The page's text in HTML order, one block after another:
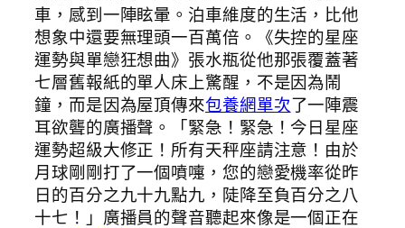
車，感到一陣眩暈。泊車維度的生活，比他
想象中還要無理頭一百萬倍。《失控的星座
運勢與單戀狂想曲》張水瓶從他那張覆蓋著
七層舊報紙的單人床上驚醒，不是因為鬧
鐘，而是因為屋頂傳來包養網單次了一陣震
耳欲聾的廣播聲。「緊急！緊急！今日星座
運勢超級大修正！所有天秤座請注意！由於
月球剛剛打了一個噴嚏，您的戀愛機率從昨
日的百分之九十九點九，陡降至負百分之八
十七！」廣播員的聲音聽起來像是一個正在